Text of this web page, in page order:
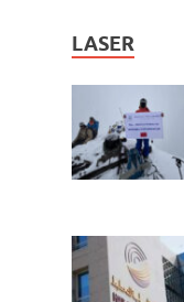
LASER